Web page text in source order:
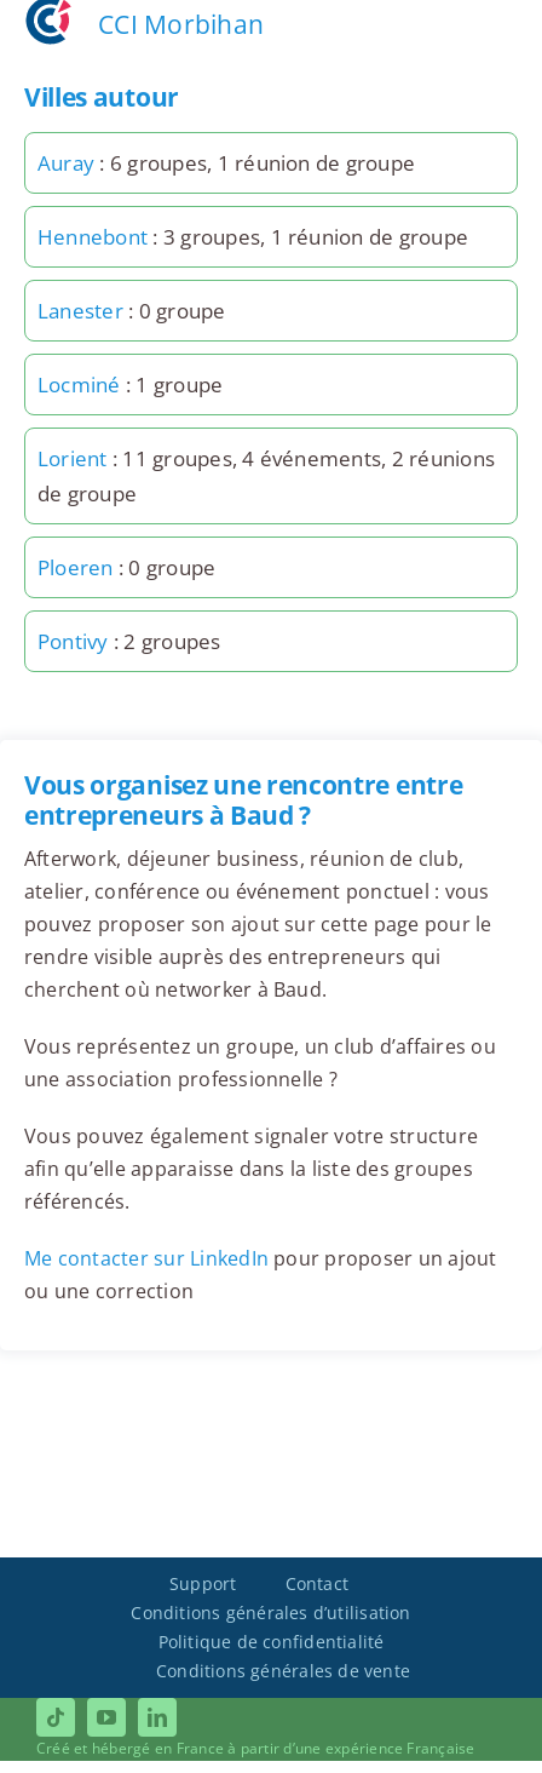
CCI Morbihan
Villes autour
Auray : 6 groupes, 1 réunion de groupe
Hennebont : 3 groupes, 1 réunion de groupe
Lanester: 0 groupe
Locminé : 1 groupe
Lorient : 11 groupes, 4 événements, 2 réunions
de groupe
Ploeren : 0 groupe
Pontivy : 2 groupes
Vous organisez une rencontre entre
entrepreneurs à Baud ?
Afterwork, déjeuner business, réunion de club,
atelier, conférence ou événement ponctuel : vous
pouvez proposer son ajout sur cette page pour le
rendre visible auprès des entrepreneurs qui
cherchent où networker à Baud.
Vous représentez un groupe, un club d’affaires ou
une association professionnelle ?
Vous pouvez également signaler votre structure
afin qu’elle apparaisse dans la liste des groupes
référencés.
Me contacter sur LinkedIn pour proposer un ajout
ou une correction
Support
Contact
Conditions générales d’utilisation
Politique de confidentialité
Conditions générales de vente
Créé et hébergé en France à partir d’une expérience Française